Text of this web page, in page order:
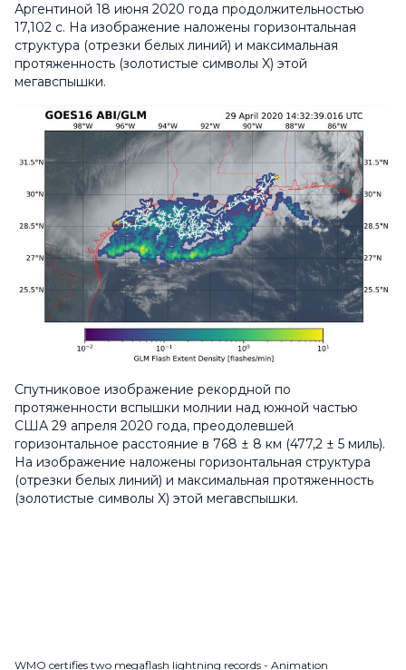
Аргентиной 18 июня 2020 года продолжительностью
17,102 с. На изображение наложены горизонтальная
структура (отрезки белых линий) и максимальная
протяженность (золотистые символы X) этой
мегавспышки.
Спутниковое изображение рекордной по
протяженности вспышки молнии над южной частью
США 29 апреля 2020 года, преодолевшей
горизонтальное расстояние в 768 ± 8 км (477,2 ± 5 миль).
На изображение наложены горизонтальная структура
(отрезки белых линий) и максимальная протяженность
(золотистые символы X) этой мегавспышки.
WMO certifies two megaflash lightning records - Animation